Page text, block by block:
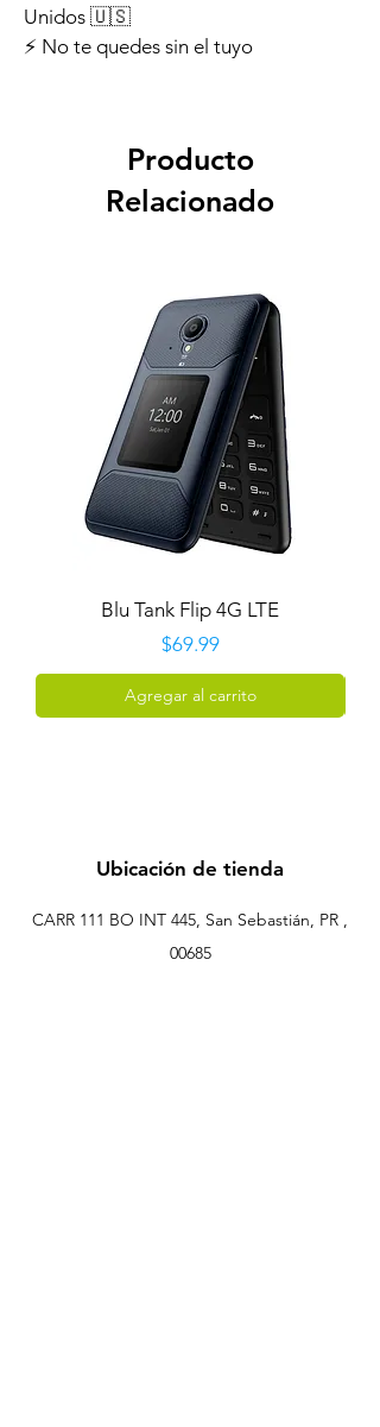
Unidos 🇺🇸
⚡ No te quedes sin el tuyo
Producto
Relacionado
Blu Tank Flip 4G LTE
Precio
$69.99
Agregar al carrito
Ubicación de tienda
CARR 111 BO INT 445, San Sebastián, PR ,
00685